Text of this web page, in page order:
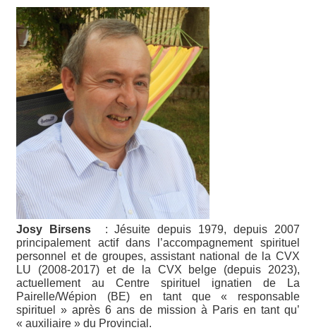
Josy Birsens
: Jésuite depuis 1979, depuis 2007
principalement actif dans l’accompagnement spirituel
personnel et de groupes, assistant national de la CVX
LU (2008-2017) et de la CVX belge (depuis 2023),
actuellement au Centre spirituel ignatien de La
Pairelle/Wépion (BE) en tant que « responsable
spirituel » après 6 ans de mission à Paris en tant qu’
« auxiliaire » du Provincial.